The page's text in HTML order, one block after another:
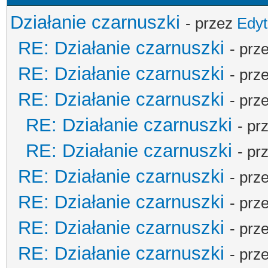
Działanie czarnuszki - przez
RE: Działanie czarnuszki -
RE: Działanie czarnuszki -
RE: Działanie czarnuszki -
RE: Działanie czarnuszki -
RE: Działanie czarnuszki -
RE: Działanie czarnuszki -
RE: Działanie czarnuszki -
RE: Działanie czarnuszki -
RE: Działanie czarnuszki -